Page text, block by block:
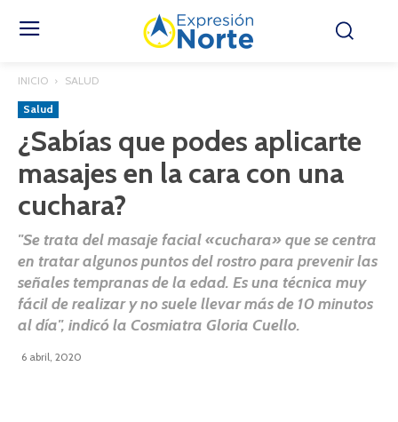
INICIO SALUD
Salud
¿Sabías que podes aplicarte
masajes en la cara con una
cuchara?
"Se trata del masaje facial «cuchara» que se centra
en tratar algunos puntos del rostro para prevenir las
señales tempranas de la edad. Es una técnica muy
fácil de realizar y no suele llevar más de 10 minutos
al día", indicó la Cosmiatra Gloria Cuello.
6 abril, 2020